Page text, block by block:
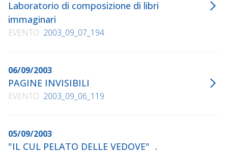
Laboratorio di composizione di libri
immaginari
EVENTO 2003_09_07_194
06/09/2003
PAGINE INVISIBILI
EVENTO 2003_09_06_119
05/09/2003
"IL CUL PELATO DELLE VEDOVE" .